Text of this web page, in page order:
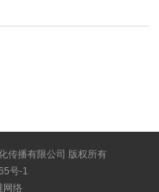
传播有限公司 版权所有
号-1
网络